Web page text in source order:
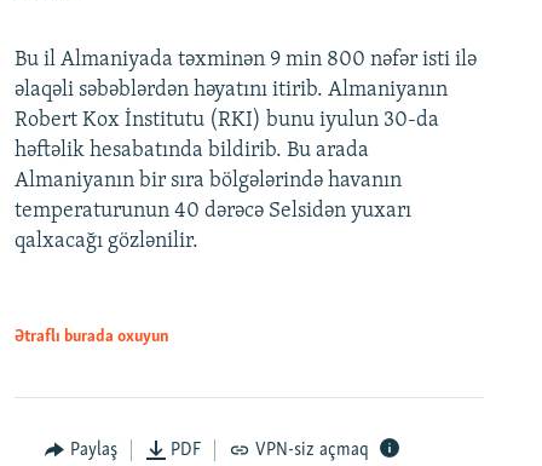
Bu il Almaniyada təxminən 9 min 800 nəfər isti ilə
əlaqəli səbəblərdən həyatını itirib. Almaniyanın
Robert Kox İnstitutu (RKI) bunu iyulun 30-da
həftəlik hesabatında bildirib. Bu arada
Almaniyanın bir sıra bölgələrində havanın
temperaturunun 40 dərəcə Selsidən yuxarı
qalxacağı gözlənilir.
Ətraflı burada oxuyun
Paylaş PDF VPN-siz açmaq